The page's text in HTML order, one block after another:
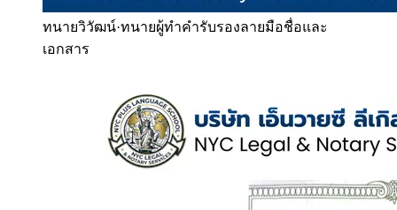
ทนายวิวัฒน์·ทนายผู้ทำคำรับรองลายมือชื่อและ
เอกสาร